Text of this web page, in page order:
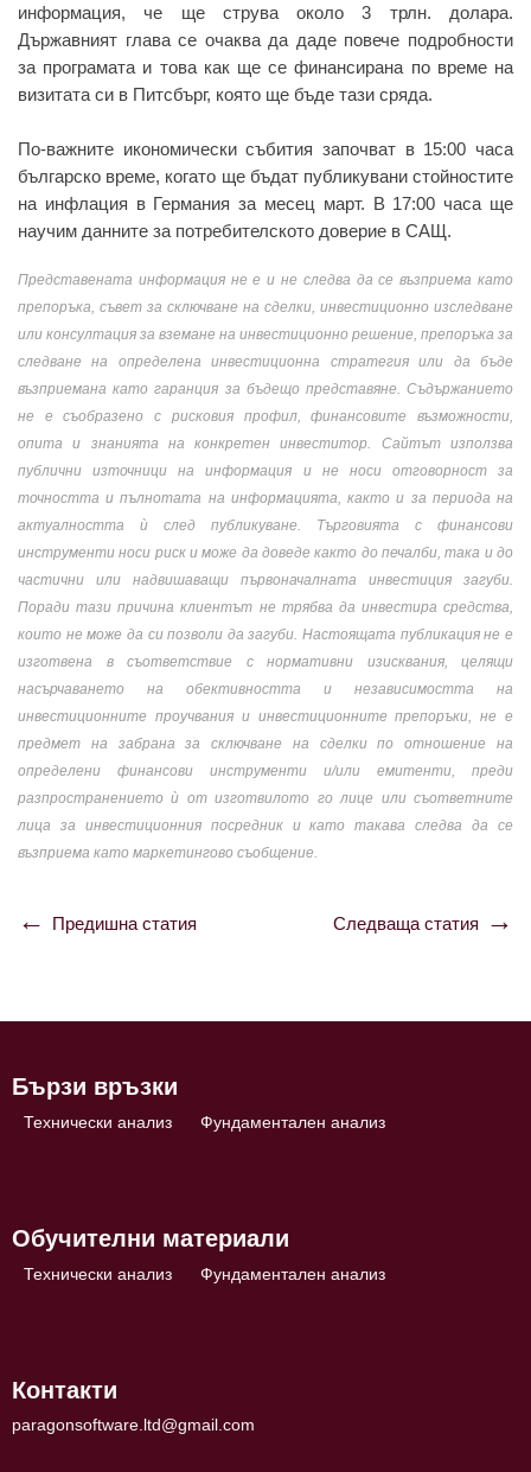
информация, че ще струва около 3 трлн. долара.
Държавният глава се очаква да даде повече подробности
за програмата и това как ще се финансирана по време на
визитата си в Питсбърг, която ще бъде тази сряда.
По-важните икономически събития започват в 15:00 часа
българско време, когато ще бъдат публикувани стойностите
на инфлация в Германия за месец март. В 17:00 часа ще
научим данните за потребителското доверие в САЩ.
Представената информация не е и не следва да се възприема като
препоръка, съвет за сключване на сделки, инвестиционно изследване
или консултация за вземане на инвестиционно решение, препоръка за
следване на определена инвестиционна стратегия или да бъде
възприемана като гаранция за бъдещо представяне. Съдържанието
не е съобразено с рисковия профил, финансовите възможности,
опита и знанията на конкретен инвеститор. Сайтът използва
публични източници на информация и не носи отговорност за
точността и пълнотата на информацията, както и за периода на
актуалността ѝ след публикуване. Търговията с финансови
инструменти носи риск и може да доведе както до печалби, така и до
частични или надвишаващи първоначалната инвестиция загуби.
Поради тази причина клиентът не трябва да инвестира средства,
които не може да си позволи да загуби. Настоящата публикация не е
изготвена в съответствие с нормативни изисквания, целящи
насърчаването на обективността и независимостта на
инвестиционните проучвания и инвестиционните препоръки, не е
предмет на забрана за сключване на сделки по отношение на
определени финансови инструменти и/или емитенти, преди
разпространението ѝ от изготвилото го лице или съответните
лица за инвестиционния посредник и като такава следва да се
възприема като маркетингово съобщение.
Навигация
Предишна статия Следваща статия
Бързи връзки
Технически анализ Фундаментален анализ
Обучителни материали
Технически анализ Фундаментален анализ
Контакти
paragonsoftware.ltd@gmail.com